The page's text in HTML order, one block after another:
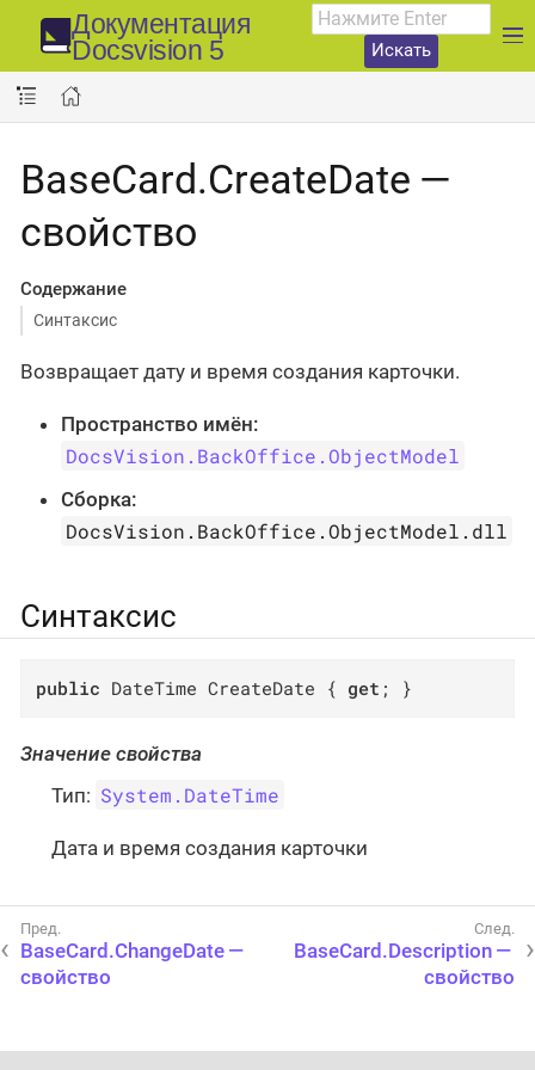
Документация
Docsvision 5
Искать
BaseCard.CreateDate —
свойство
Содержание
Синтаксис
Возвращает дату и время создания карточки.
Пространство имён:
DocsVision.BackOffice.ObjectModel
Сборка:
DocsVision.BackOffice.ObjectModel.dll
Синтаксис
public DateTime CreateDate { get ; }
Значение свойства
Тип: System.DateTime
Дата и время создания карточки
BaseCard.ChangeDate —
свойство
BaseCard.Description —
свойство